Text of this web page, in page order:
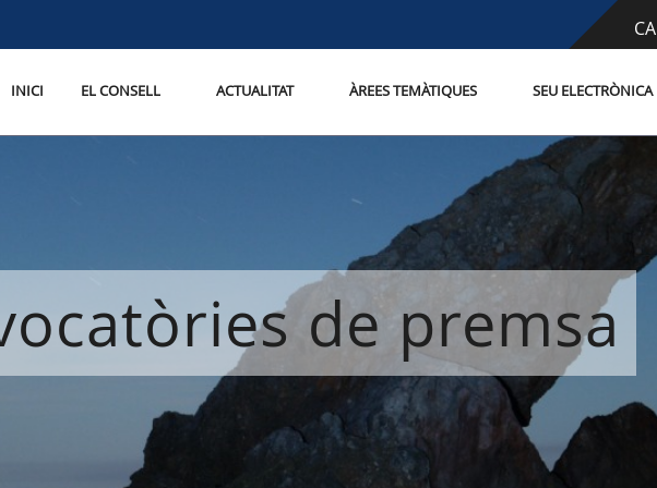
CA
ES
INICI EL CONSELL ACTUALITAT ÀREES TEMÀTIQUES SEU ELECTRÒNICA
de premsa